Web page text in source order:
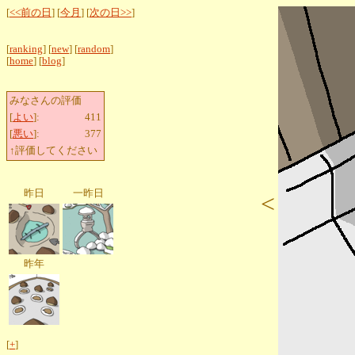
[<<前の日 ] [今月 ] [次の日>>]
[ranking] [new] [random]
[home] [blog]
みなさんの評価
[よい]:
411
[悪い]:
377
↑評価してください
昨日 一昨日
昨年
[+]
<